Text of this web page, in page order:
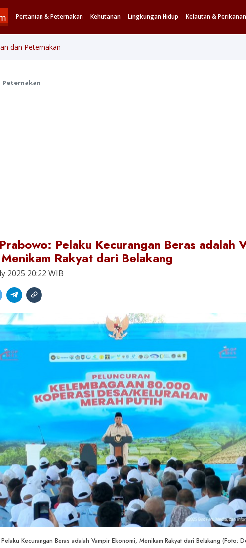
Pertanian & Peternakan Kehutanan Lingkungan Hidup Kelautan & Perikanan
dan Peternakan
Peternakan
Pelaku Kecurangan Beras adalah
Rakyat dari Belakang
2025 20:22 WIB
Kecurangan Beras adalah Vampir Ekonomi, Menikam Rakyat dari Belakang (Foto: